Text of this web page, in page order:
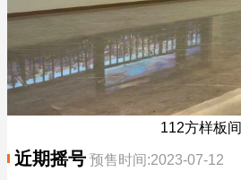
112方样板间
近期摇号 预售时间:2023-07-12